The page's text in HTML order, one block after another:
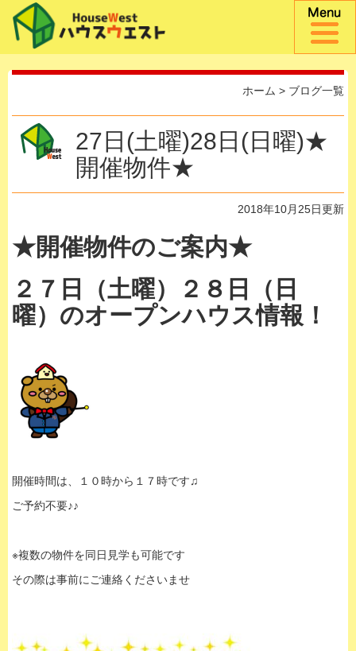
ホーム > ブログ一覧
27日(土曜)28日(日曜)★
開催物件★
2018年10月25日更新
★開催物件のご案内★
２７日（土曜）２８日
（日
曜）のオープンハウス情報！
開催時間は、１０時から１７時です♫
ご予約不要♪♪
※複数の物件を同日見学も可能です
その際は事前にご連絡くださいませ